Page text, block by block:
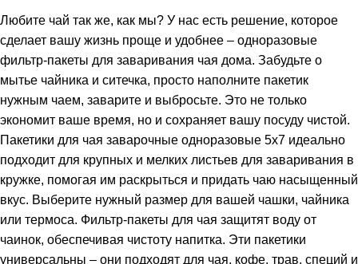
Любите чай так же, как мы? У нас есть решение, которое
сделает вашу жизнь проще и удобнее – одноразовые
фильтр-пакеты для заваривания чая дома. Забудьте о
мытье чайника и ситечка, просто наполните пакетик
нужным чаем, заварите и выбросьте. Это не только
экономит ваше время, но и сохраняет вашу посуду чистой.
Пакетики для чая заварочные одноразовые 5х7 идеально
подходит для крупных и мелких листьев для заваривания в
кружке, помогая им раскрыться и придать чаю насыщенный
вкус. Выберите нужный размер для вашей чашки, чайника
или термоса. Фильтр-пакеты для чая защитят воду от
чаинок, обеспечивая чистоту напитка. Эти пакетики
универсальны – они подходят для чая, кофе, трав, специй и